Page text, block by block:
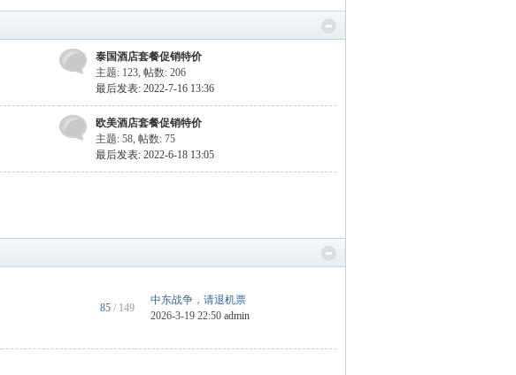
泰国酒店套餐促销特价
主题: 123, 帖数: 206
最后发表: 2022-7-16 13:36
欧美酒店套餐促销特价
主题: 58, 帖数: 75
最后发表: 2022-6-18 13:05
85 / 149
中东战争，请退机票
2026-3-19 22:50 admin